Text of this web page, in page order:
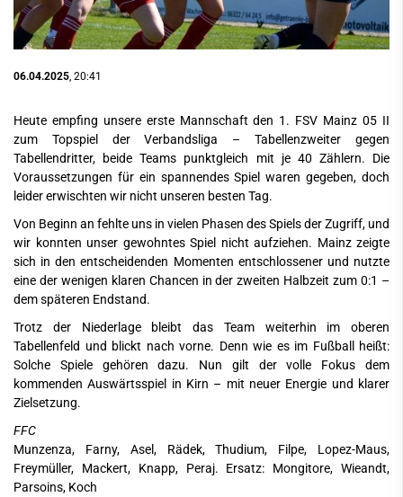
06.04.2025, 20:41
Heute empfing unsere erste Mannschaft den 1. FSV Mainz 05 II
zum Topspiel der Verbandsliga – Tabellenzweiter gegen
Tabellendritter, beide Teams punktgleich mit je 40 Zählern. Die
Voraussetzungen für ein spannendes Spiel waren gegeben, doch
leider erwischten wir nicht unseren besten Tag.
Von Beginn an fehlte uns in vielen Phasen des Spiels der Zugriff, und
wir konnten unser gewohntes Spiel nicht aufziehen. Mainz zeigte
sich in den entscheidenden Momenten entschlossener und nutzte
eine der wenigen klaren Chancen in der zweiten Halbzeit zum 0:1 –
dem späteren Endstand.
Trotz der Niederlage bleibt das Team weiterhin im oberen
Tabellenfeld und blickt nach vorne. Denn wie es im Fußball heißt:
Solche Spiele gehören dazu. Nun gilt der volle Fokus dem
kommenden Auswärtsspiel in Kirn – mit neuer Energie und klarer
Zielsetzung.
FFC
Munzenza, Farny, Asel, Rädek, Thudium, Filpe, Lopez-Maus,
Freymüller, Mackert, Knapp, Peraj. Ersatz: Mongitore, Wieandt,
Parsoins, Koch